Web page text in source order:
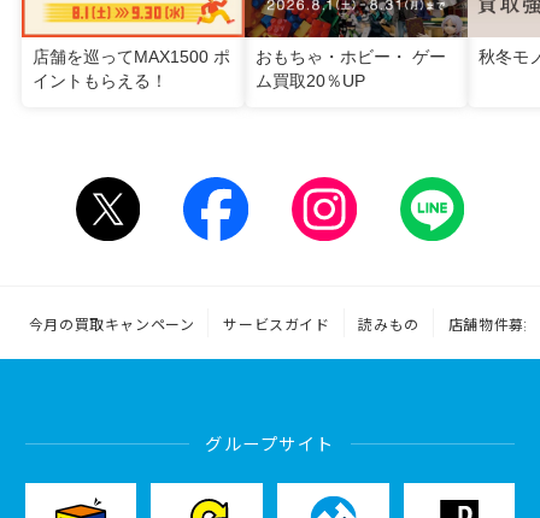
店舗を巡ってMAX1500 ポ
イントもらえる！
おもちゃ・ホビー・ ゲー
ム買取20％UP
秋冬モ
今月の買取キャンペーン サービスガイド 読みもの 店舗物件募集
グループサイト